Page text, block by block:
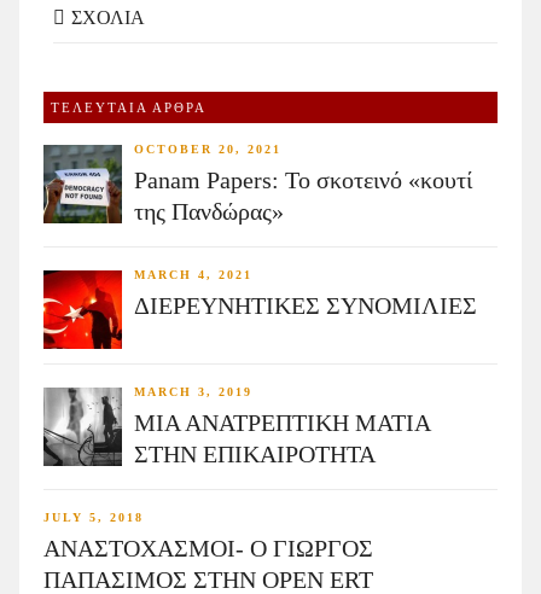
ΣΧΟΛΙΑ
ΤΕΛΕΥΤΑΙΑ ΑΡΘΡΑ
OCTOBER 20, 2021
Panam Papers: Το σκοτεινό «κουτί
της Πανδώρας»
MARCH 4, 2021
ΔΙΕΡΕΥΝΗΤΙΚΕΣ ΣΥΝΟΜΙΛΙΕΣ
MARCH 3, 2019
ΜΙΑ ΑΝΑΤΡΕΠΤΙΚΗ ΜΑΤΙΑ
ΣΤΗΝ ΕΠΙΚΑΙΡΟΤΗΤΑ
JULY 5, 2018
ΑΝΑΣΤΟΧΑΣΜΟΙ- Ο ΓΙΩΡΓΟΣ
ΠΑΠΑΣΙΜΟΣ ΣΤΗΝ OPEN ERT